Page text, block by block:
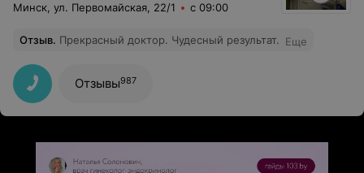
Минск, ул. Первомайская, 22/1 с 09:00
Отзыв. Прекрасный доктор. Чудесный результат. Еще
Отзывы987